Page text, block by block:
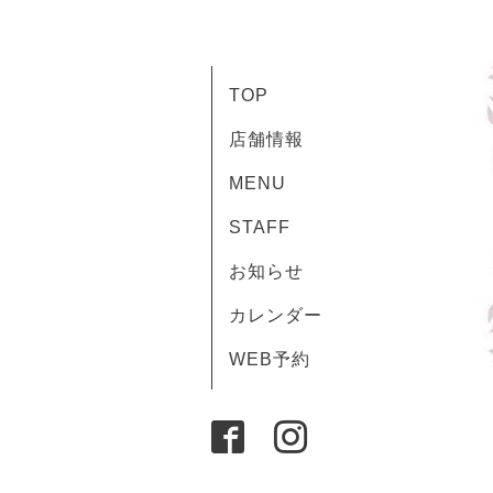
TOP
店舗情報
MENU
STAFF
お知らせ
カレンダー
WEB予約